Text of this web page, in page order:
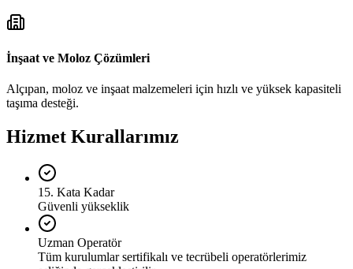
İnşaat ve Moloz Çözümleri
Alçıpan, moloz ve inşaat malzemeleri için hızlı ve yüksek kapasiteli
taşıma desteği.
Hizmet Kurallarımız
15. Kata Kadar
Güvenli yükseklik
Uzman Operatör
Tüm kurulumlar sertifikalı ve tecrübeli operatörlerimiz